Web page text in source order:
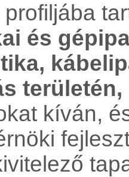
és
területén,
kíván,